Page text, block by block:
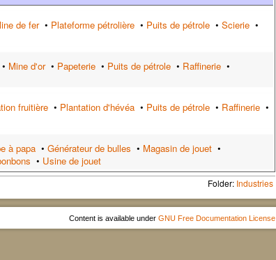
de fer• Plateforme pétrolière • Puits de pétrole • Scierie •
• Mine d'or• Papeterie • Puits de pétrole • Raffinerie •
fruitière • Plantation d'hévéa • Puits de pétrole • Raffinerie •
à papa • Générateur de bulles • Magasin de jouet •
• Usine de jouet
Folder: Industries
Content is available under GNU Free Documentation License